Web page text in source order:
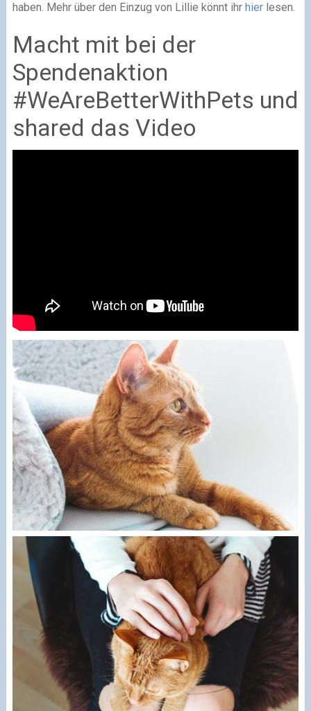
haben. Mehr über den Einzug von Lillie könnt ihr hierlesen.
Macht mit bei der
Spendenaktion
#WeAreBetterWithPets und
shared das Video